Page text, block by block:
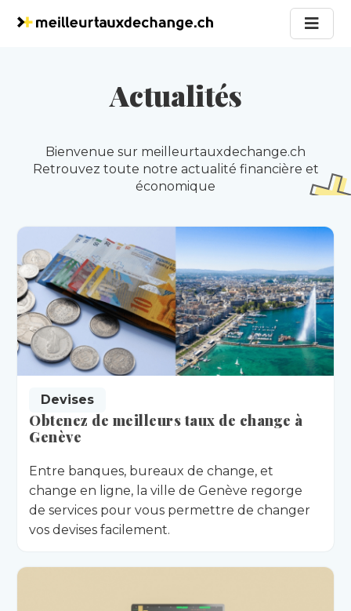
Actualités
Bienvenue sur meilleurtauxdechange.ch
Retrouvez toute notre actualité financière et
économique
Devises
Obtenez de meilleurs taux de change à
Genève
Entre banques, bureaux de change, et
change en ligne, la ville de Genève regorge
de services pour vous permettre de changer
vos devises facilement.